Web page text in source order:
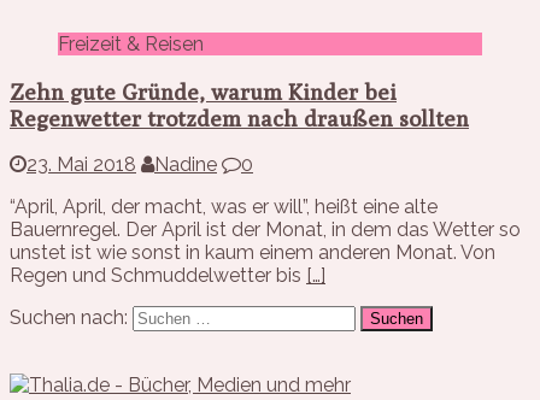
Freizeit & Reisen
Zehn gute Gründe, warum Kinder bei
Regenwetter trotzdem nach draußen sollten
23. Mai 2018 Nadine
0
“April, April, der macht, was er will”, heißt eine alte
Bauernregel. Der April ist der Monat, in dem das Wetter so
unstet ist wie sonst in kaum einem anderen Monat. Von
Regen und Schmuddelwetter bis […]
Suchen nach: